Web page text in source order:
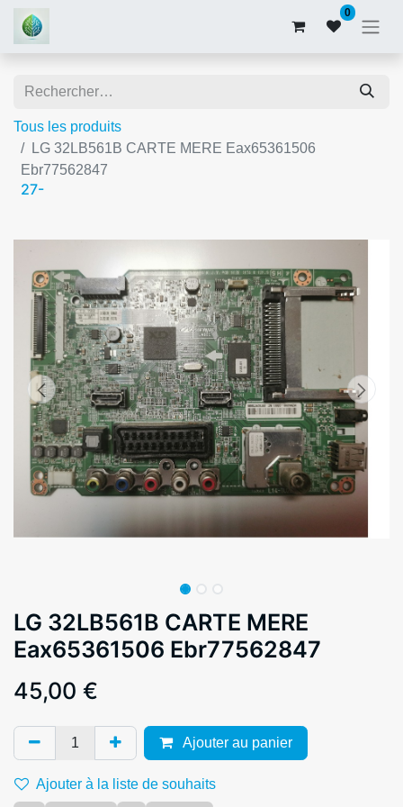
0
Tous les produits
LG 32LB561B CARTE MERE Eax65361506
Ebr77562847
27-
LG 32LB561B CARTE MERE
Eax65361506 Ebr77562847
45,00 €
Ajouter au panier
Ajouter à la liste de souhaits